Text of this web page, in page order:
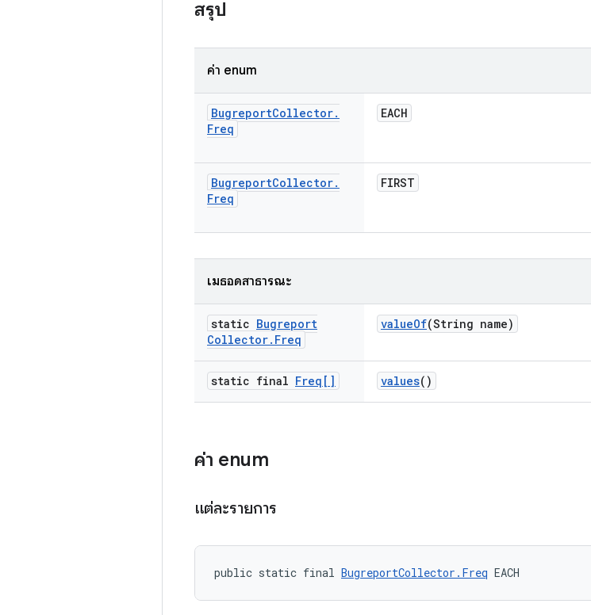
สรุป
ค่า enum
BugreportCollector.
Freq
EACH
BugreportCollector.
Freq
FIRST
เมธอดสาธารณะ
static Bugreport
Collector. Freq
valueOf(String name)
static final Freq[] values()
ค่า enum
แต่ละรายการ
public static final BugreportCollector.Freq EACH